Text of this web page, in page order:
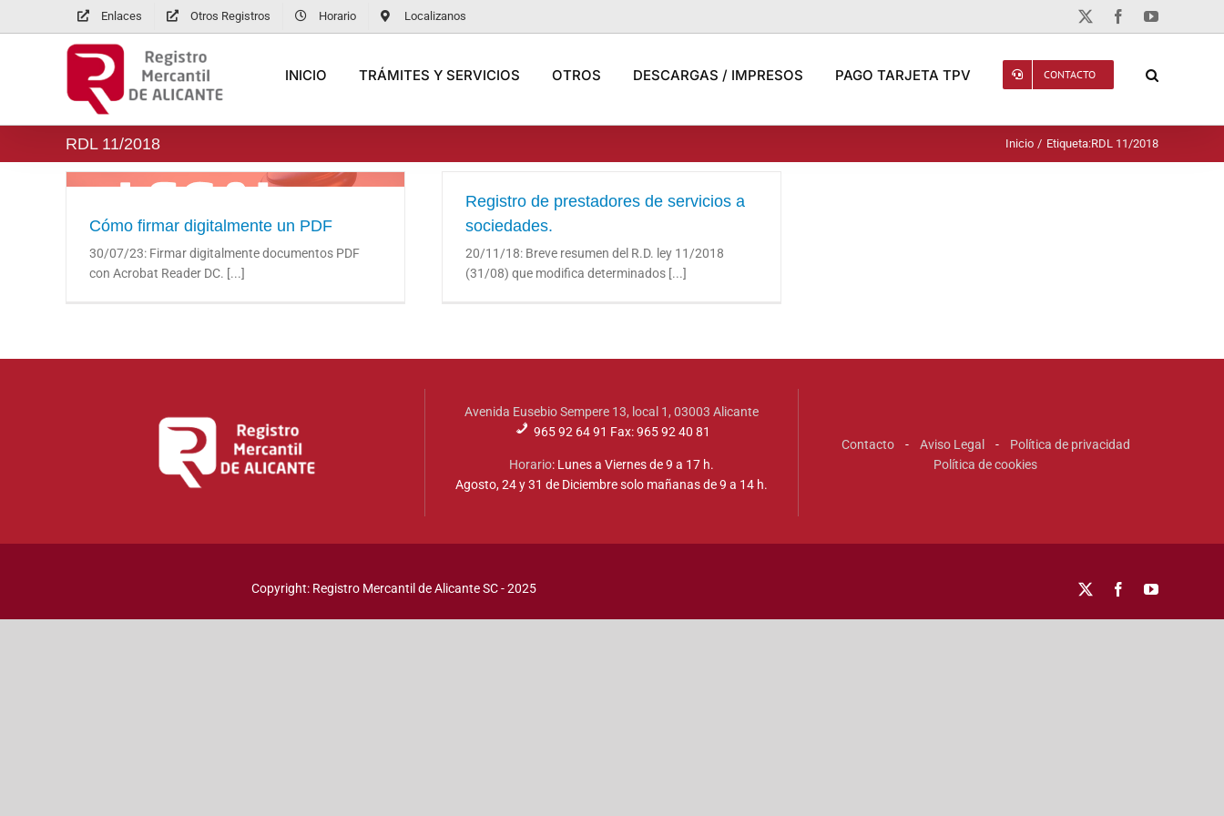
Enlaces Otros Registros Horario Localizanos FacebookYouTube
INICIO TRÁMITES Y SERVICIOS OTROS DESCARGAS / IMPRESOS PAGO TARJETA TPV CONTACTO
RDL 11/2018 Inicio Etiqueta:RDL 11/2018
Cómo firmar digitalmente un PDF
Cómo firmar digitalmente un PDF
30/07/23: Firmar digitalmente documentos PDF
con Acrobat Reader DC. [...]
sociedades.
Registro de prestadores de servicios a
sociedades.
20/11/18: Breve resumen del R.D. ley 11/2018
(31/08) que modifica determinados [...]
Avenida Eusebio Sempere 13, local 1, 03003 Alicante
965 92 64 91 Fax: 965 92 40 81
Horario: Lunes a Viernes de 9 a 17 h.
Agosto, 24 y 31 de Diciembre solo mañanas de 9 a 14 h.
Contacto- Aviso Legal - Política de privacidad
Política de cookies
Copyright: Registro Mercantil de Alicante SC - 2025 FacebookYouTube